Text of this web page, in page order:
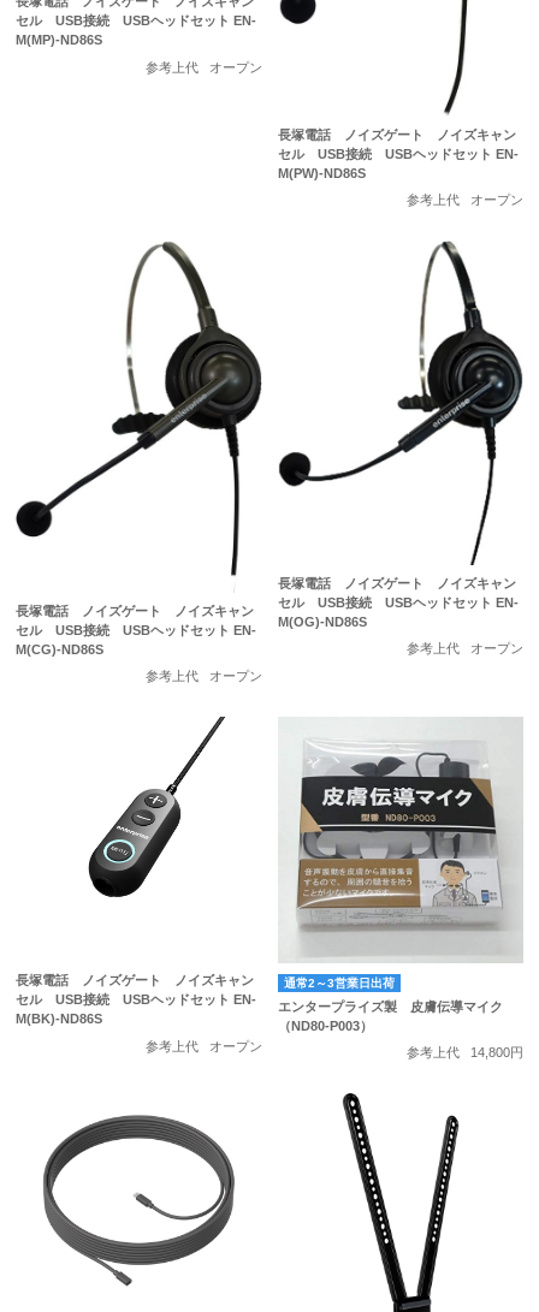
セル USB接続 USBヘッドセット EN-
M(MP)-ND86S
参考上代
オープン
長塚電話 ノイズゲート ノイズキャン
セル USB接続 USBヘッドセット EN-
M(PW)-ND86S
参考上代
オープン
長塚電話 ノイズゲート ノイズキャン
セル USB接続 USBヘッドセット EN-
M(CG)-ND86S
参考上代
オープン
長塚電話 ノイズゲート ノイズキャン
セル USB接続 USBヘッドセット EN-
M(OG)-ND86S
参考上代
オープン
長塚電話 ノイズゲート ノイズキャン
セル USB接続 USBヘッドセット EN-
M(BK)-ND86S
参考上代
オープン
通常2～3営業日出荷
エンタープライズ製 皮膚伝導マイク
（ND80-P003）
参考上代
14,800円